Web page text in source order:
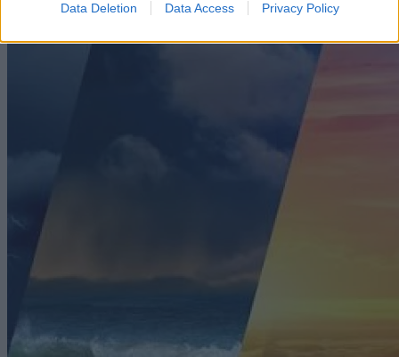
Data Deletion Data Access Privacy Policy